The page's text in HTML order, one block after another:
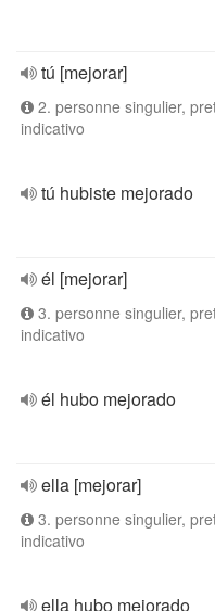
tú [mejorar]
2. personne singulier,
indicativo
tú hubiste mejorado
él [mejorar]
3. personne singulier,
indicativo
él hubo mejorado
ella [mejorar]
3. personne singulier,
indicativo
ella hubo mejorado